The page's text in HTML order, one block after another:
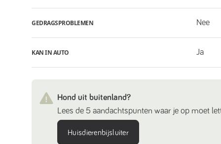
GEDRAGSPROBLEMEN Nee
KAN IN AUTO Ja
Hond uit buitenland?
Lees de 5 aandachtspunten waar je op moet
Huisdierenbijsluiter